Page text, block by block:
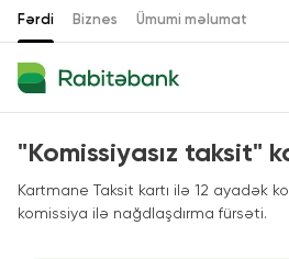
Fərdi Biznes Ümumi məlumat
"Komissiyasız taksit"
Kartmane Taksit kartı ilə 12 ayadək
komissiya ilə nağdlaşdırma fürsəti.